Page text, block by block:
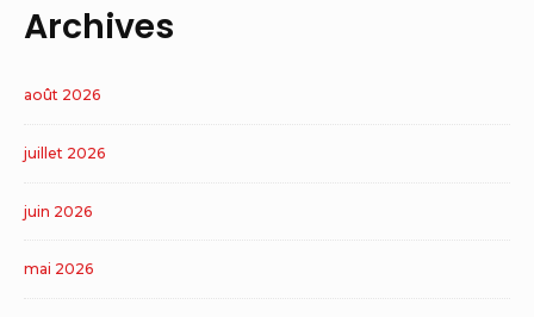
Archives
août 2026
juillet 2026
juin 2026
mai 2026